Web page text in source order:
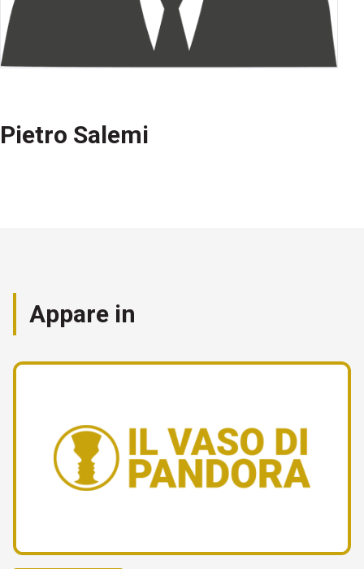
Pietro Salemi
Appare in